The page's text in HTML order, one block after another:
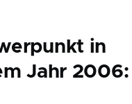
in
Jahr 2006: